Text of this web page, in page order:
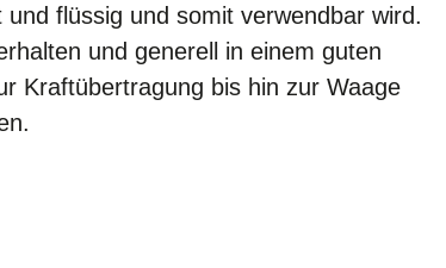
flüssig und somit verwendbar wird.
und generell in einem guten
Kraftübertragung bis hin zur Waage